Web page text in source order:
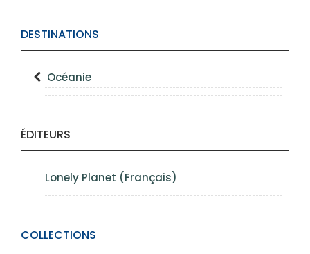
DESTINATIONS
Océanie
ÉDITEURS
Lonely Planet (Français)
COLLECTIONS